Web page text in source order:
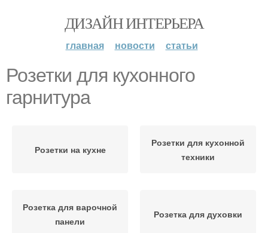
ДИЗАЙН ИНТЕРЬЕРА
главная новости статьи
Розетки для кухонного
гарнитура
Розетки на кухне
Розетки для кухонной
техники
Розетка для варочной
панели
Розетка для духовки